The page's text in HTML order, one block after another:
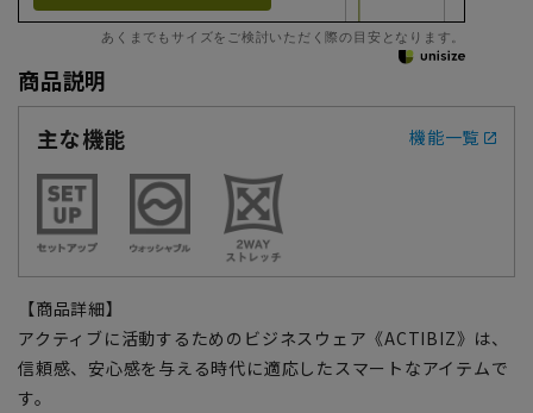
あくまでもサイズをご検討いただく際の目安となります。
商品説明
主な機能
機能一覧
【商品詳細】
アクティブに活動するためのビジネスウェア《ACTIBIZ》は、
信頼感、安心感を与える時代に適応したスマートなアイテムで
す。